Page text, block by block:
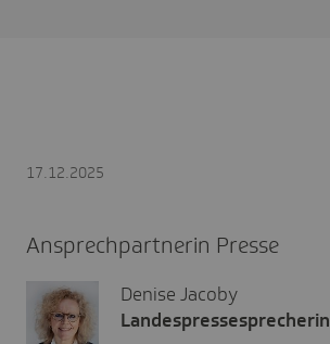
17.12.2025
Ansprechpartnerin Presse
Denise Jacoby
Landespressesprecherin